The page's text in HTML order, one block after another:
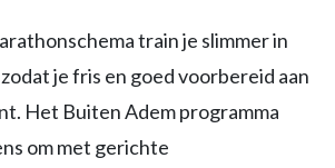
train je slimmer in
je fris en goed voorbereid aan
Het Buiten Adem programma
om met gerichte